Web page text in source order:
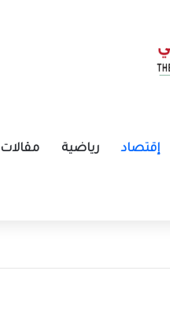
إقتصاد رياضية مقالات